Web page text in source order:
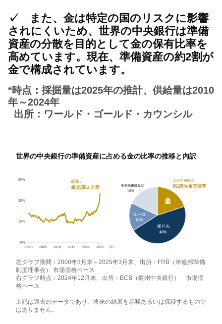
✓
また、金は特定の国のリスクに影響
されにくいため、世界の中央銀行は準備
資産の分散を目的として金の保有比率を
高めています。現在、準備資産の約2割が
金で構成されています。
*時点：採掘量は2025年の推計、供給量は2010
年～2024年
出所：ワールド・ゴールド・カウンシル
世界の中央銀行の準備資産に占める金の比率の推移と内訳
左グラフ期間：2000年3月末～2025年3月末、出所：FRB（米連邦準備
制度理事会） 市場価格ベース
右グラフ時点：2024年12月末、出所：ECB（欧州中央銀行） 市場価
格ベース
上記は過去のデータであり、将来の結果を示唆あるいは保証するもので
はありません。